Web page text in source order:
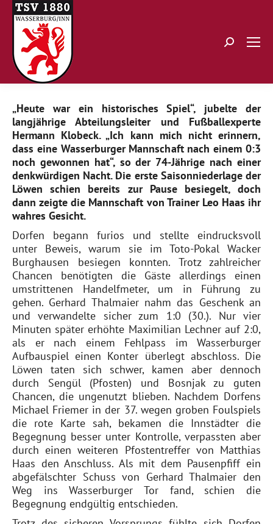
Search:
„Heute war ein historisches Spiel“, jubelte der
langjährige Abteilungsleiter und Fußballexperte
Hermann Klobeck. „Ich kann mich nicht erinnern,
dass eine Wasserburger Mannschaft nach einem 0:3
noch gewonnen hat“, so der 74-Jährige nach einer
denkwürdigen Nacht. Die erste Saisonniederlage der
Löwen schien bereits zur Pause besiegelt, doch
dann zeigte die Mannschaft von Trainer Leo Haas ihr
wahres Gesicht.
Dorfen begann furios und stellte eindrucksvoll
unter Beweis, warum sie im Toto-Pokal Wacker
Burghausen besiegen konnten. Trotz zahlreicher
Chancen benötigten die Gäste allerdings einen
umstrittenen Handelfmeter, um in Führung zu
gehen. Gerhard Thalmaier nahm das Geschenk an
und verwandelte sicher zum 1:0 (30.). Nur vier
Minuten später erhöhte Maximilian Lechner auf 2:0,
als er nach einem Fehlpass im Wasserburger
Aufbauspiel einen Konter überlegt abschloss. Die
Löwen taten sich schwer, kamen aber dennoch
durch Sengül (Pfosten) und Bosnjak zu guten
Chancen, die ungenutzt blieben. Nachdem Dorfens
Michael Friemer in der 37. wegen groben Foulspiels
die rote Karte sah, bekamen die Innstädter die
Begegnung besser unter Kontrolle, verpassten aber
durch einen weiteren Pfostentreffer von Matthias
Haas den Anschluss. Als mit dem Pausenpfiff ein
abgefälschter Schuss von Gerhard Thalmaier den
Weg ins Wasserburger Tor fand, schien die
Begegnung endgültig entschieden.